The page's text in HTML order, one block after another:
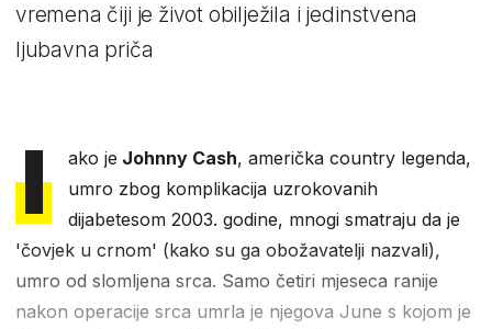
vremena čiji je život obilježila i jedinstvena
ljubavna priča
I ako je Johnny Cash, američka country legenda,
umro zbog komplikacija uzrokovanih
dijabetesom 2003. godine, mnogi smatraju da je
'čovjek u crnom' (kako su ga obožavatelji nazvali),
umro od slomljena srca. Samo četiri mjeseca ranije
nakon operacije srca umrla je njegova June s kojom je